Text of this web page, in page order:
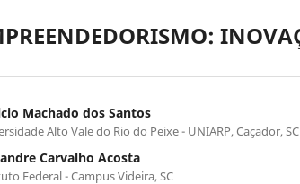
Machado dos Santos
Alto Vale do Rio do Peixe - UNIARP, Caçador, SC
Carvalho Acosta
Federal - Campus Videira, SC